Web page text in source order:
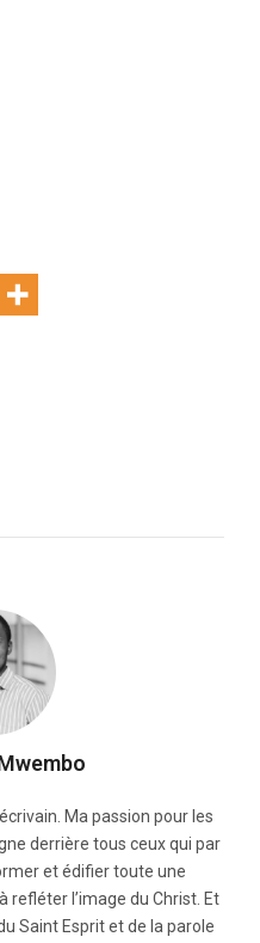
Ma passion pour les
derrière tous ceux qui par
et édifier toute une
refléter l’image du Christ. Et
Saint Esprit et de la parole